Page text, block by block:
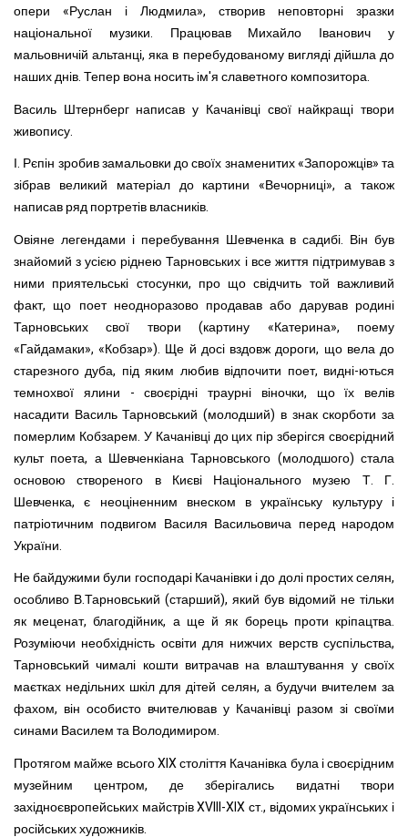
опери «Руслан і Людмила», створив неповторні зразки
національної музики. Працював Михайло Іванович у
мальовничій альтанці, яка в перебудо­ваному вигляді дійшла до
наших днів. Тепер вона носить ім'я славетного композитора.
Василь Штернберг написав у Качанівці свої найкращі тво­ри
живопису.
І. Рєпін зробив замальовки до своїх знаменитих «Запо­рожців» та
зібрав великий матеріал до картини «Вечорниці», а також
написав ряд портретів власників.
Овіяне легендами і перебування Шевченка в садибі. Він був
знайомий з усією ріднею Тарновських і все життя під­тримував з
ними приятельські стосунки, про що свідчить той важливий
факт, що поет неодноразово продавав або дарував родині
Тарновських свої твори (картину «Катерина», поему
«Гайдамаки», «Кобзар»). Ще й досі вздовж дороги, що вела до
старезного дуба, під яким любив відпочити поет, видні-ються
темнохвої ялини - своєрідні траурні віночки, що їх велів
насадити Василь Тарновський (молодший) в знак скор­боти за
померлим Кобзарем. У Качанівці до цих пір зберігся своєрідний
культ поета, а Шевченкіана Тарновського (мо­лодшого) стала
основою створеного в Києві Національного музею Т. Г.
Шевченка, є неоціненним внеском в українську культуру і
патріотичним подвигом Василя Васильовича пе­ред народом
України.
Не байдужими були господарі Качанівки і до долі простих селян,
особливо В.Тарновський (старший), який був відомий не тільки
як меценат, благодійник, а ще й як борець проти кріпацтва.
Розуміючи необхідність освіти для нижчих верств суспільства,
Тарновський чималі кошти витрачав на влашту­вання у своїх
маєтках недільних шкіл для дітей селян, а будучи вчителем за
фахом, він особисто вчителював у Качанівці ра­зом зі своїми
синами Василем та Володимиром.
Протягом майже всього XIX століття Качанівка була і своєрідним
музейним центром, де зберігались видатні твори
західноєвропейських майстрів XVIII-XIX ст., відомих україн­ських і
російських художників.